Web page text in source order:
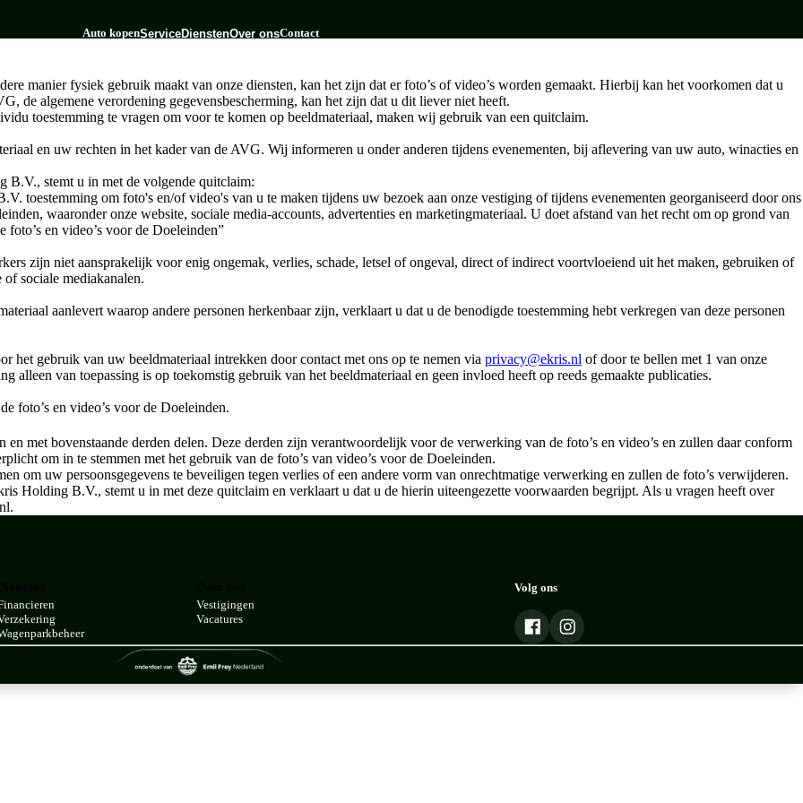
Auto kopenService
Garantie
Bandenhotel
Diensten
Leasen
Over onsContact
manier fysiek gebruik maakt van onze diensten, kan het zijn dat er foto’s of video’s worden gemaakt. Hierbij kan het voorkomen dat u
de algemene verordening gegevensbescherming, kan het zijn dat u dit liever niet heeft.
toestemming te vragen om voor te komen op beeldmateriaal, maken wij gebruik van een quitclaim.
en uw rechten in het kader van de AVG. Wij informeren u onder anderen tijdens evenementen, bij aflevering van uw auto, winacties en
B.V., stemt u in met de volgende quitclaim:
toestemming om foto's en/of video's van u te maken tijdens uw bezoek aan onze vestiging of tijdens evenementen georganiseerd door ons
waaronder onze website, sociale media-accounts, advertenties en marketingmateriaal. U doet afstand van het recht om op grond van
foto’s en video’s voor de Doeleinden”
zijn niet aansprakelijk voor enig ongemak, verlies, schade, letsel of ongeval, direct of indirect voortvloeiend uit het maken, gebruiken of
sociale mediakanalen.
aanlevert waarop andere personen herkenbaar zijn, verklaart u dat u de benodigde toestemming hebt verkregen van deze personen
gebruik van uw beeldmateriaal intrekken door contact met ons op te nemen via privacy@ekris.nl of door te bellen met 1 van onze
alleen van toepassing is op toekomstig gebruik van het beeldmateriaal en geen invloed heeft op reeds gemaakte publicaties.
foto’s en video’s voor de Doeleinden.
met bovenstaande derden delen. Deze derden zijn verantwoordelijk voor de verwerking van de foto’s en video’s en zullen daar conform
om in te stemmen met het gebruik van de foto’s van video’s voor de Doeleinden.
om uw persoonsgegevens te beveiligen tegen verlies of een andere vorm van onrechtmatige verwerking en zullen de foto’s verwijderen.
Holding B.V., stemt u in met deze quitclaim en verklaart u dat u de hierin uiteengezette voorwaarden begrijpt. Als u vragen heeft over
Vestigingen
Vacatures
Volg ons